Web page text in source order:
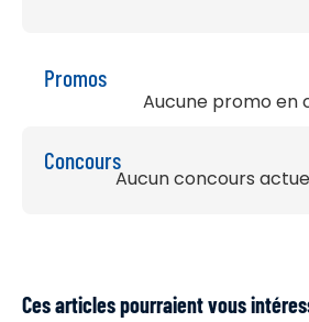
Promos
Aucune promo en
Concours
Aucun concours
Ces articles pourraient vous